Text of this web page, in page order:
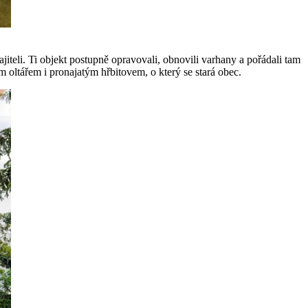
Ti objekt postupně opravovali, obnovili varhany a pořádali tam
i pronajatým hřbitovem, o který se stará obec.